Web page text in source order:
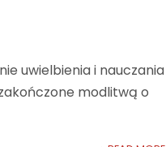
uwielbienia i nauczania
modlitwą o